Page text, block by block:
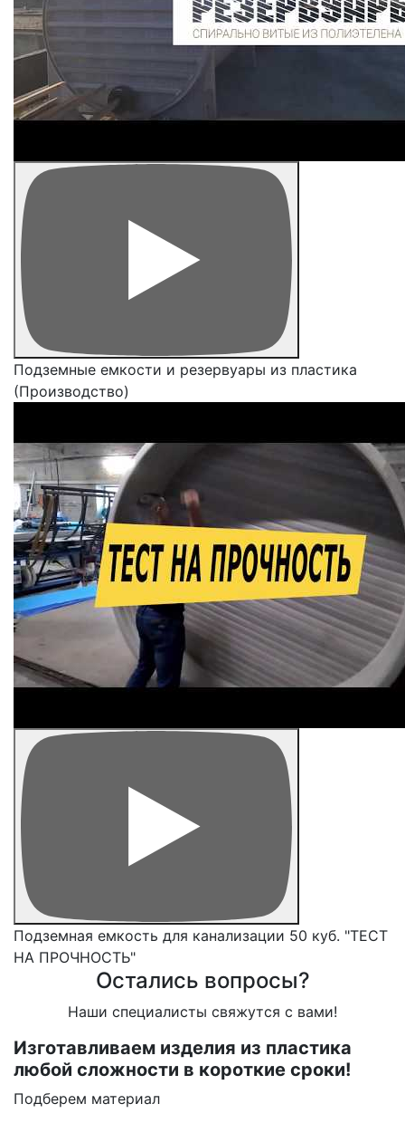
Подземные емкости и резервуары из пластика
(Производство)
Подземная емкость для канализации 50 куб. "ТЕСТ
НА ПРОЧНОСТЬ"
Остались вопросы?
Наши специалисты свяжутся с вами!
Изготавливаем изделия из пластика
любой сложности в короткие сроки!
Подберем материал